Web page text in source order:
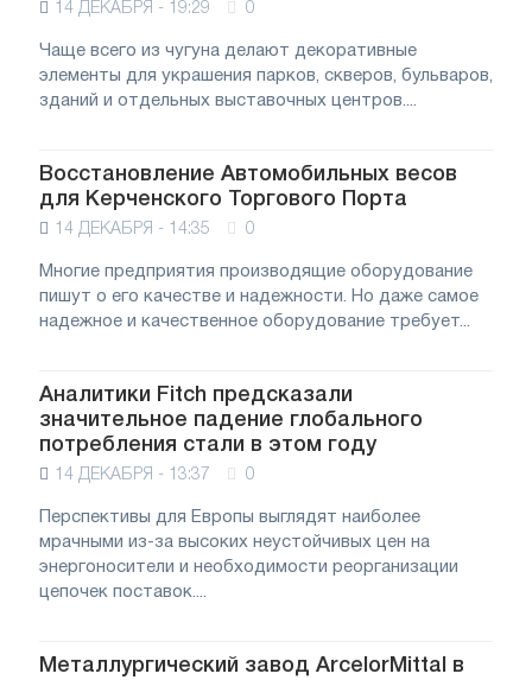
14 ДЕКАБРЯ - 19:29 0
Чаще всего из чугуна делают декоративные
элементы для украшения парков, скверов, бульваров,
зданий и отдельных выставочных центров....
Восстановление Автомобильных весов
для Керченского Торгового Порта
14 ДЕКАБРЯ - 14:35 0
Многие предприятия производящие оборудование
пишут о его качестве и надежности. Но даже самое
надежное и качественное оборудование требует...
Аналитики Fitch предсказали
значительное падение глобального
потребления стали в этом году
14 ДЕКАБРЯ - 13:37 0
Перспективы для Европы выглядят наиболее
мрачными из-за высоких неустойчивых цен на
энергоносители и необходимости реорганизации
цепочек поставок....
Металлургический завод ArcelorMittal в